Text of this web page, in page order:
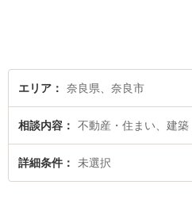
エリア 奈良県、奈良市
相談内容 不動産・住まい、建築
詳細条件 未選択